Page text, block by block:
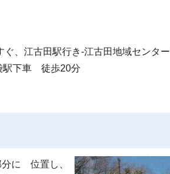
、江古田駅行き-江古田地域センタ
駅下車 徒歩20分
に 位置し、